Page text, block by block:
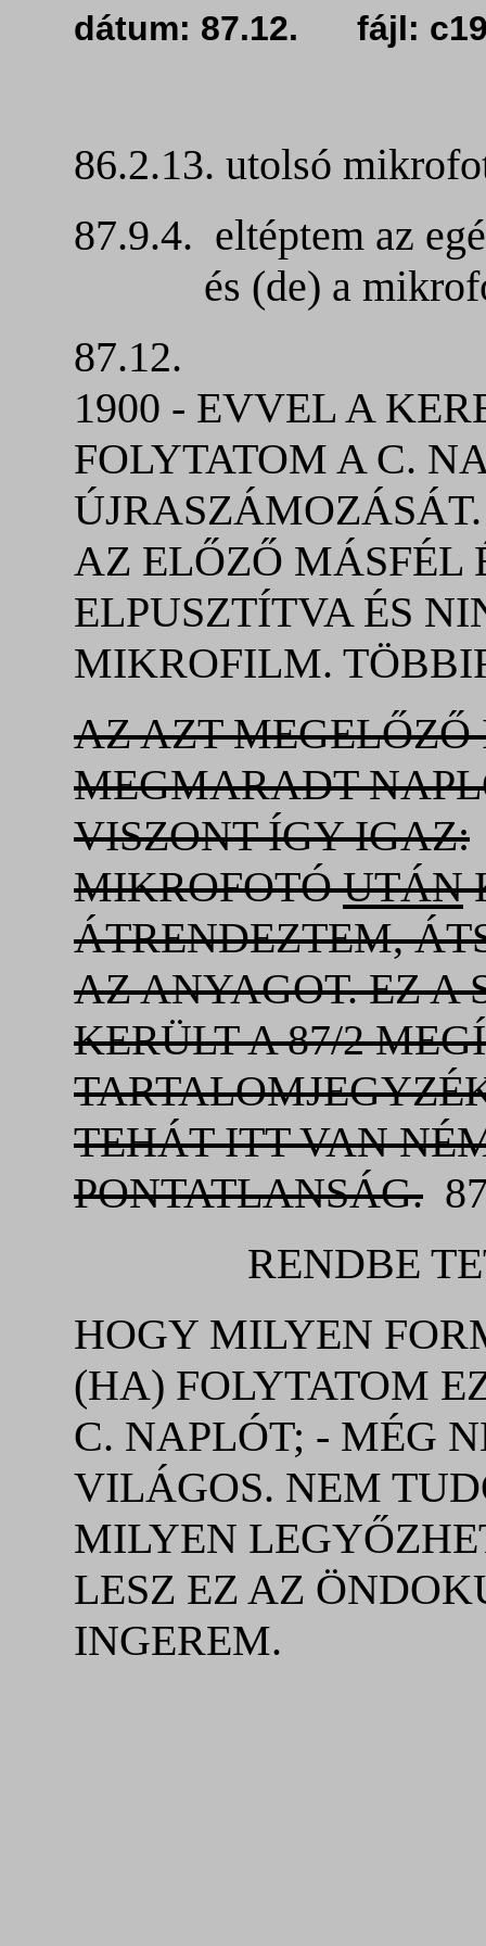
dátum: 87.12. fájl:
86.2.13. utolsó
87.9.4. eltéptem az
és (de) a
87.12.
1900 - EVVEL A
FOLYTATOM A C.
ÚJRASZÁMOZÁSÁT.
AZ ELŐZŐ MÁSFÉL
ELPUSZTÍTVA ÉS
MIKROFILM.
AZ AZT MEGELŐZŐ
MEGMARADT
VISZONT ÍGY IGAZ:
MIKROFOTÓUTÁN
ÁTRENDEZTEM,
AZ ANYAGOT. EZ A
KERÜLT A 87/2
TEHÁT ITT VAN
PONTATLANSÁG.
RENDBE
HOGY MILYEN
(HA) FOLYTATOM
C. NAPLÓT; - MÉG
VILÁGOS. NEM
MILYEN
LESZ EZ AZ
INGEREM.